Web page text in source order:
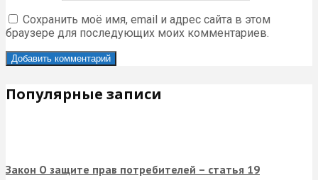
Сохранить моё имя, email и адрес сайта в этом
браузере для последующих моих комментариев.
Популярные записи
Закон О защите прав потребителей – статья 19